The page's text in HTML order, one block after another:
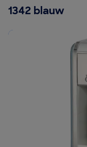
1342 blauw